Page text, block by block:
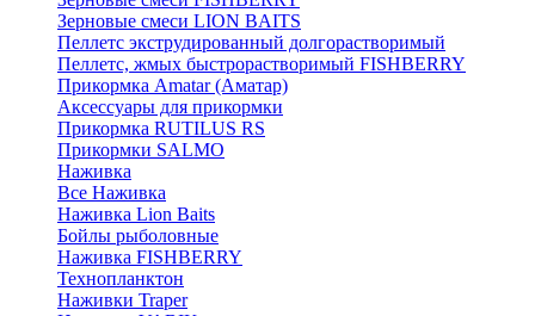
Зерновые смеси LION BAITS
Пеллетс экструдированный долгорастворимый
Пеллетс, жмых быстрорастворимый FISHBERRY
Прикормка Amatar (Аматар)
Аксессуары для прикормки
Прикормка RUTILUS RS
Прикормки SALMO
Наживка
Все Наживка
Наживка Lion Baits
Бойлы рыболовные
Наживка FISHBERRY
Технопланктон
Наживки Traper